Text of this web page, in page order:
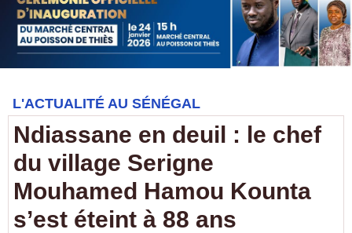
L'ACTUALITÉ AU SÉNÉGAL
Ndiassane en deuil : le chef
du village Serigne
Mouhamed Hamou Kounta
s’est éteint à 88 ans